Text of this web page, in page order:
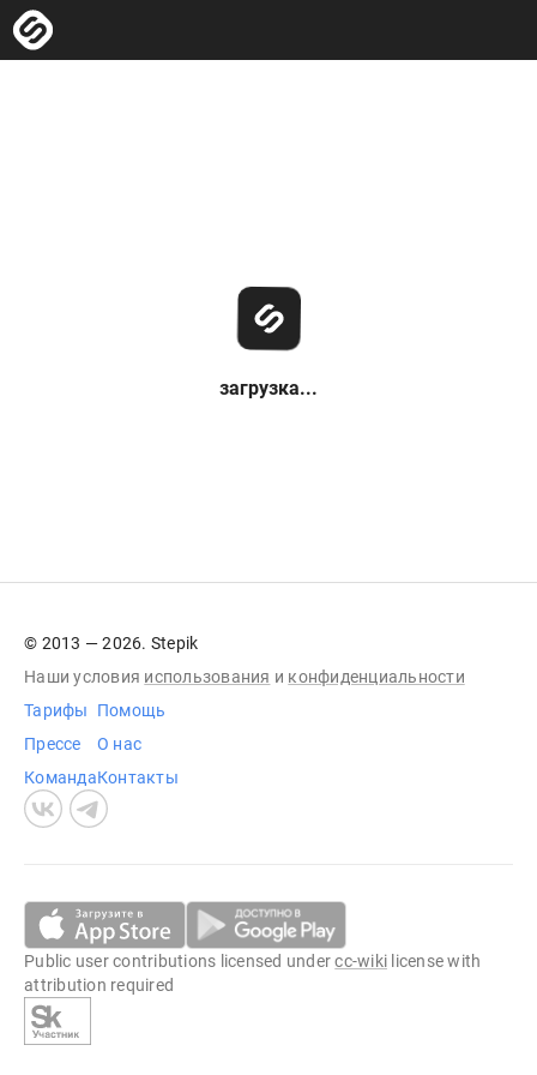
загрузка...
© 2013 — 2026. Stepik
Наши условия использования и конфиденциальности
Тарифы
Прессе
Команда
Помощь
О нас
Контакты
Public user contributions licensed undercc-wiki license with
attribution required